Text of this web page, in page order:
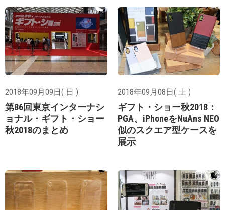
2018年09月09日( 日 )
第86回東京インターナシ
ョナル・ギフト・ショー
秋2018のまとめ
2018年09月08日( 土 )
ギフト・ショー秋2018：
PGA、iPhoneをNuAns NEO
似のスクエア型ケースを
展示